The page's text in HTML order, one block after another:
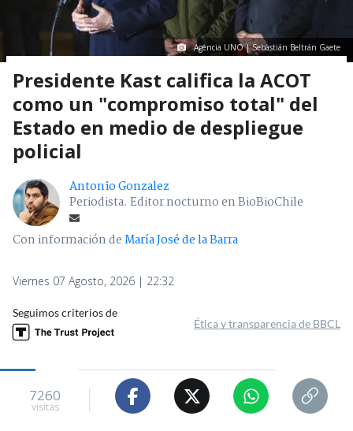
Agencia UNO | Sebastián Beltrán Gaete
Presidente Kast califica la ACOT
como un "compromiso total" del
Estado en medio de despliegue
policial
Antonio Gonzalez
Periodista. Editor nocturno en BioBioChile
Con información deMaría José de la Barra
Viernes 07 Agosto, 2026 | 22:32
Seguimos criterios de
Ética y transparencia de BBCL
7260
visitas